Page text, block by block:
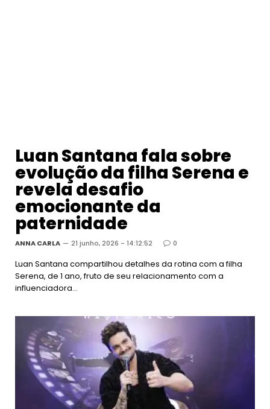
Luan Santana fala sobre
evolução da filha Serena e
revela desafio
emocionante da
paternidade
ANNA CARLA 21 junho, 2026 - 14:12:52 0
Luan Santana compartilhou detalhes da rotina com a filha
Serena, de 1 ano, fruto de seu relacionamento com a
influenciadora…